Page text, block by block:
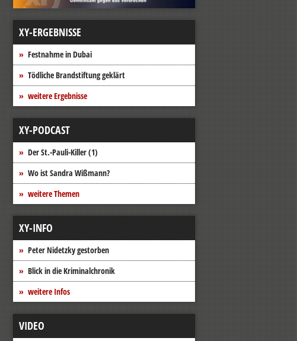
XY-ERGEBNISSE
Festnahme in Dubai
Tödliche Brandstiftung geklärt
weitere Ergebnisse
XY-PODCAST
Der St.-Pauli-Killer (1)
Wo ist Sandra Wißmann?
weitere Themen
XY-INFO
Peter Nidetzky gestorben
Blick in die Kriminalchronik
weitere Infos
VIDEO